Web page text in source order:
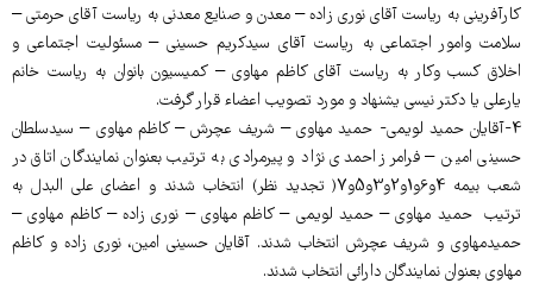
کارآفرینی به ریاست آقای نوری زاده – معدن و صنایع معدنی به ریاست آقای حرمتی –
سلامت وامور اجتماعی به ریاست آقای سیدکریم حسینی – مسئولیت اجتماعی و
اخلاق کسب وکار به ریاست آقای کاظم مهاوی – کمیسیون بانوان به ریاست خانم
یارعلی یا دکتر نیسی یشنهاد و مورد تصویب اعضاء قرار گرفت.
4-آقایان حمید لویمی- حمید مهاوی – شریف عچرش – کاظم مهاوی – سیدسلطان
حسینی امین – فرامرز احمدی نژاد و پیرمرادی به ترتیب بعنوان نمایندگان اتاق در
شعب بیمه 4و6و1و2و3و5و7( تجدید نظر) انتخاب شدند و اعضای علی البدل به
ترتیب حمید مهاوی – حمید لویمی – کاظم مهاوی – نوری زاده – کاظم مهاوی –
حمیدمهاوی و شریف عچرش انتخاب شدند. آقایان حسینی امین، نوری زاده و کاظم
مهاوی بعنوان نمایندگان دارائی انتخاب شدند.